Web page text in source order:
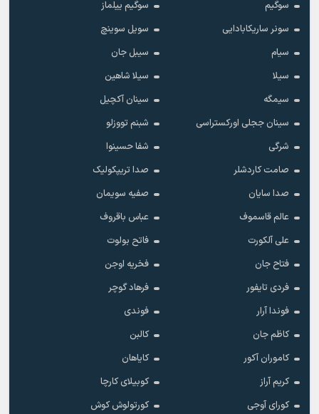
سوگیم
سوگیم ییلماز
سونر ساریکابادایی
سویل سوینچ
سیام
سیبل جان
سیلا
سیلا شاهین
سیمگه
سینان آکچیل
سینان ججلی اورکستراسی
شبنم تووزلو
شرگی
شفا حسینوا
صامت کاردشلر
صدا تریپکولیک
صدا سایان
صفیه سویمان
عالم قاسموف
عباس باقروف
علی آلکورت
فاتح بولوت
فتاح جان
فخریه اوجن
فردی تایفور
فرهاد گوچر
فوندا آرار
فوندی
کاظم جان
کالبن
کاموران آکور
کایاهان
کریم آراز
کوبیلای کارچا
کورای آوجی
کورتولوش کوش